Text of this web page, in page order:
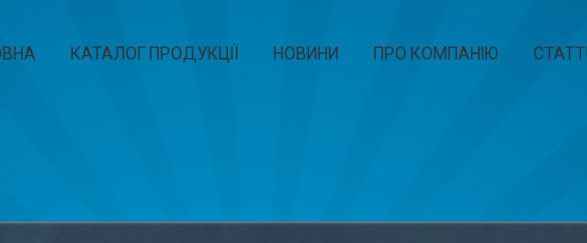
КАТАЛОГ ПРОДУКЦІЇ НОВИНИ ПРО КОМПАНІЮ СТАТТІ